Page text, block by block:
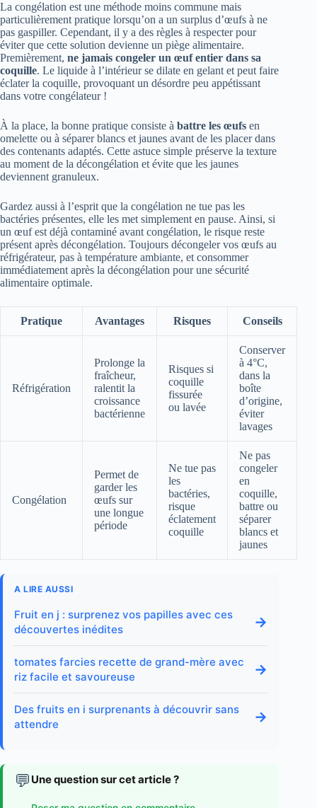
La congélation est une méthode moins commune mais
particulièrement pratique lorsqu’on a un surplus d’œufs à ne
pas gaspiller. Cependant, il y a des règles à respecter pour
éviter que cette solution devienne un piège alimentaire.
Premièrement, ne jamais congeler un œuf entier dans sa
coquille. Le liquide à l’intérieur se dilate en gelant et peut faire
éclater la coquille, provoquant un désordre peu appétissant
dans votre congélateur !
À la place, la bonne pratique consiste à battre les œufs en
omelette ou à séparer blancs et jaunes avant de les placer dans
des contenants adaptés. Cette astuce simple préserve la texture
au moment de la décongélation et évite que les jaunes
deviennent granuleux.
Gardez aussi à l’esprit que la congélation ne tue pas les
bactéries présentes, elle les met simplement en pause. Ainsi, si
un œuf est déjà contaminé avant congélation, le risque reste
présent après décongélation. Toujours décongeler vos œufs au
réfrigérateur, pas à température ambiante, et consommer
immédiatement après la décongélation pour une sécurité
alimentaire optimale.
Pratique Avantages Risques Conseils
Réfrigération
Prolonge la
fraîcheur,
ralentit la
croissance
bactérienne
Risques si
coquille
fissurée
ou lavée
Conserver
à 4°C,
dans la
boîte
d’origine,
éviter
lavages
Congélation
Permet de
garder les
œufs sur
une longue
période
Ne tue pas
les
bactéries,
risque
éclatement
coquille
Ne pas
congeler
en
coquille,
battre ou
séparer
blancs et
jaunes
A LIRE AUSSI
Fruit en j : surprenez vos papilles avec ces
découvertes inédites
→
tomates farcies recette de grand-mère avec
riz facile et savoureuse
→
Des fruits en i surprenants à découvrir sans
attendre
→
💬 Une question sur cet article ?